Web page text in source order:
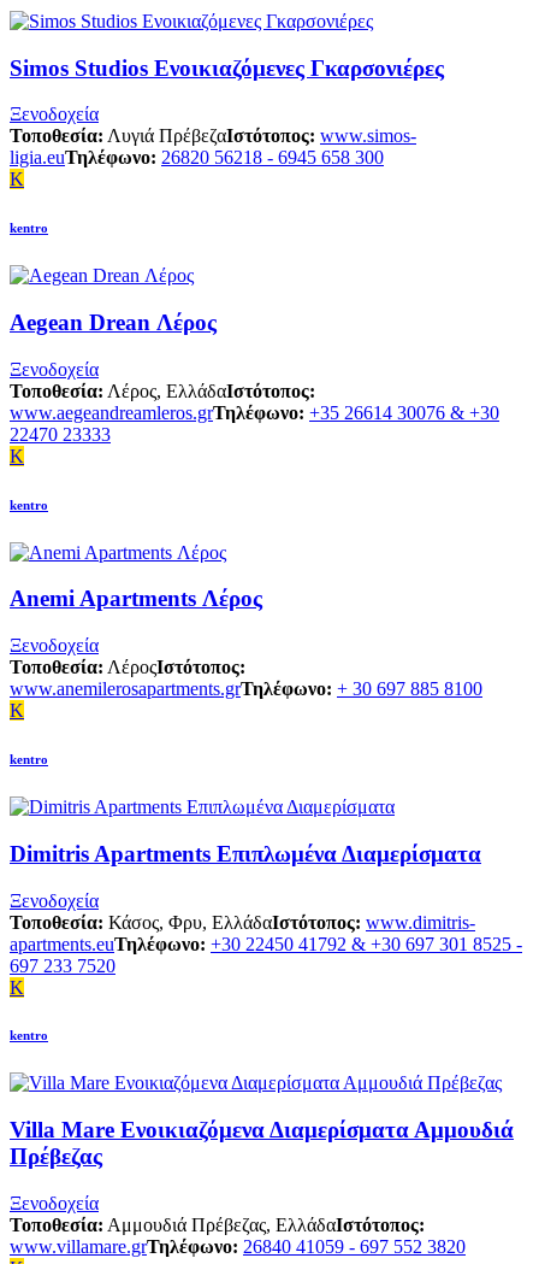
Simos Studios Ενοικιαζόμενες Γκαρσονιέρες
Ξενοδοχεία
Τοποθεσία: Λυγιά ΠρέβεζαΙστότοπος: www.simos-
ligia.euΤηλέφωνο: 26820 56218 - 6945 658 300
K
kentro
Aegean Drean Λέρος
Ξενοδοχεία
Τοποθεσία: Λέρος, ΕλλάδαΙστότοπος:
www.aegeandreamleros.grΤηλέφωνο: +35 26614 30076 & +30
22470 23333
K
kentro
Anemi Apartments Λέρος
Ξενοδοχεία
Τοποθεσία: ΛέροςΙστότοπος:
www.anemilerosapartments.grΤηλέφωνο: + 30 697 885 8100
K
kentro
Dimitris Apartments Επιπλωμένα Διαμερίσματα
Ξενοδοχεία
Τοποθεσία: Κάσος, Φρυ, ΕλλάδαΙστότοπος: www.dimitris-
apartments.euΤηλέφωνο: +30 22450 41792 & +30 697 301 8525 -
697 233 7520
K
kentro
Villa Mare Ενοικιαζόμενα Διαμερίσματα Αμμουδιά
Πρέβεζας
Ξενοδοχεία
Τοποθεσία: Αμμουδιά Πρέβεζας, ΕλλάδαΙστότοπος:
www.villamare.grΤηλέφωνο: 26840 41059 - 697 552 3820